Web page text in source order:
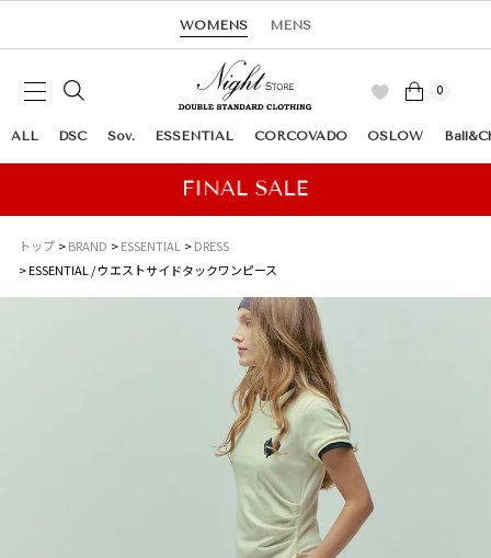
WOMENS MENS
0
ALL DSC Sov. ESSENTIAL CORCOVADO OSLOW
トップ BRAND ESSENTIAL
DRESS
ESSENTIAL / ウエストサイドタックワンピース